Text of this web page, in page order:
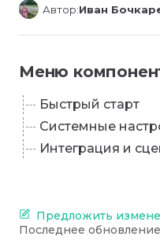
Автор:Иван
Меню
Быстрый старт
Системные
Интеграция и
Предложить
Последнее